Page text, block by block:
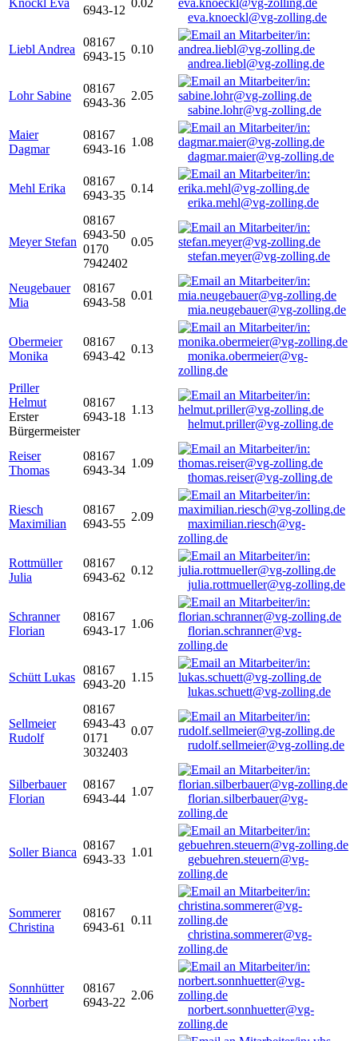
Knöckl Eva
6943-12
0.02
eva.knoeckl@vg-zolling.de
Liebl Andrea
08167
6943-15
0.10
andrea.liebl@vg-zolling.de
Lohr Sabine
08167
6943-36
2.05
sabine.lohr@vg-zolling.de
Maier
Dagmar
08167
6943-16
1.08
dagmar.maier@vg-zolling.de
Mehl Erika
08167
6943-35
0.14
erika.mehl@vg-zolling.de
Meyer Stefan
08167
6943-50
0170
7942402
0.05
stefan.meyer@vg-zolling.de
Neugebauer
Mia
08167
6943-58
0.01
mia.neugebauer@vg-zolling.de
Obermeier
Monika
08167
6943-42
0.13
monika.obermeier@vg-
zolling.de
Priller
Helmut
Erster
Bürgermeister
08167
6943-18
1.13
helmut.priller@vg-zolling.de
Reiser
Thomas
08167
6943-34
1.09
thomas.reiser@vg-zolling.de
Riesch
Maximilian
08167
6943-55
2.09
maximilian.riesch@vg-
zolling.de
Rottmüller
Julia
08167
6943-62
0.12
julia.rottmueller@vg-zolling.de
Schranner
Florian
08167
6943-17
1.06
florian.schranner@vg-
zolling.de
Schütt Lukas
08167
6943-20
1.15
lukas.schuett@vg-zolling.de
Sellmeier
Rudolf
08167
6943-43
0171
3032403
0.07
rudolf.sellmeier@vg-zolling.de
Silberbauer
Florian
08167
6943-44
1.07
florian.silberbauer@vg-
zolling.de
Soller Bianca
08167
6943-33
1.01
gebuehren.steuern@vg-
zolling.de
Sommerer
Christina
08167
6943-61
0.11
christina.sommerer@vg-
zolling.de
Sonnhütter
Norbert
08167
6943-22
2.06
norbert.sonnhuetter@vg-
zolling.de